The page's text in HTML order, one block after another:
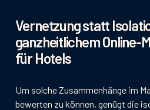
Vernetzung statt
ganzheitlichem Online-
für Hotels
Um solche Zusammenhänge im
bewerten zu können, genügt die